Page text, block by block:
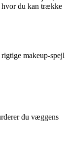
hvor du kan trække
makeup-spejl
du væggens